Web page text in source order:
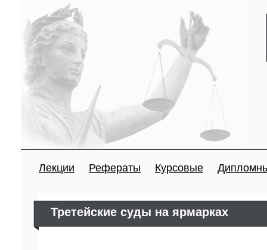
Лекции Рефераты Курсовые
Третейские суды на ярмарках